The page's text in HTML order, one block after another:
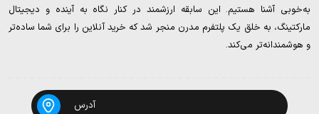
به‌خوبی آشنا هستیم. این سابقه ارزشمند در کنار نگاه به آینده و دیجیتال
مارکتینگ، به خلق یک پلتفرم مدرن منجر شد که خرید آنلاین را برای شما ساده‌تر
و هوشمندانه‌تر می‌کند.
آدرس